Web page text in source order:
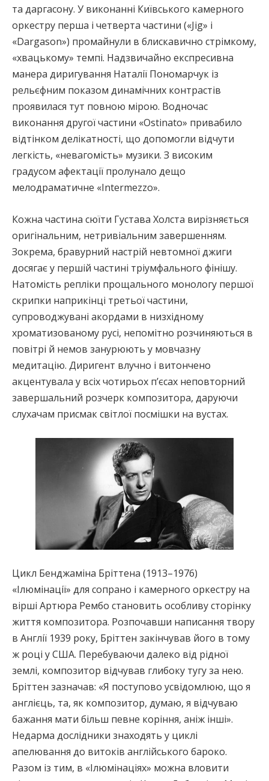
та даргасону. У виконанні Київського камерного
оркестру перша і четверта частини («Jig» і
«Dargason») промайнули в блискавично стрімкому,
«хвацькому» темпі. Надзвичайно експресивна
манера диригування Наталії Пономарчук із
рельєфним показом динамічних контрастів
проявилася тут повною мірою. Водночас
виконання другої частини «Ostinato» привабило
відтінком делікатності, що допомогли відчути
легкість, «невагомість» музики. З високим
градусом афектації пролунало дещо
мелодраматичне «Intermezzo».
Кожна частина сюїти Густава Холста вирізняється
оригінальним, нетривіальним завершенням.
Зокрема, бравурний настрій невтомної джиги
досягає у першій частині тріумфального фінішу.
Натомість репліки прощального монологу першої
скрипки наприкінці третьої частини,
супроводжувані акордами в низхідному
хроматизованому русі, непомітно розчиняються в
повітрі й немов занурюють у мовчазну
медитацію. Диригент влучно і витончено
акцентувала у всіх чотирьох п’єсах неповторний
завершальний розчерк композитора, даруючи
слухачам присмак світлої посмішки на вустах.
Цикл Бенджаміна Бріттена (1913–1976)
«Ілюмінації» для сопрано і камерного оркестру на
вірші Артюра Рембо становить особливу сторінку
життя композитора. Розпочавши написання твору
в Англії 1939 року, Бріттен закінчував його в тому
ж році у США. Перебуваючи далеко від рідної
землі, композитор відчував глибоку тугу за нею.
Бріттен зазначав: «Я поступово усвідомлюю, що я
англієць, та, як композитор, думаю, я відчуваю
бажання мати більш певне коріння, аніж інші».
Недарма дослідники знаходять у циклі
апелювання до витоків англійського бароко.
Разом із тим, в «Ілюмінаціях» можна вловити